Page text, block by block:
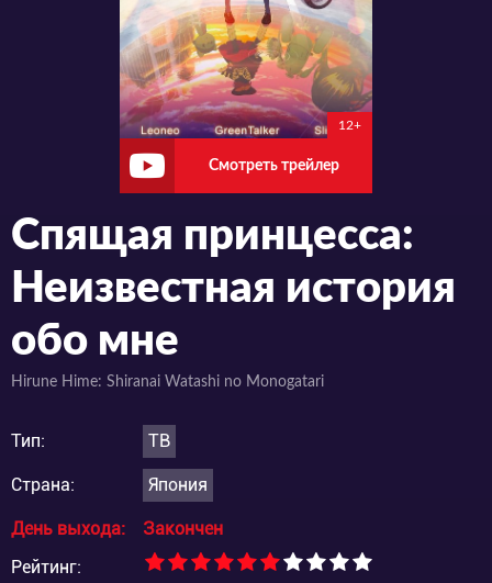
12+
Смотреть трейлер
Спящая принцесса:
Неизвестная история
обо мне
Hirune Hime: Shiranai Watashi no Monogatari
Тип: ТВ
Страна: Япония
День выхода:
Закончен
Рейтинг: